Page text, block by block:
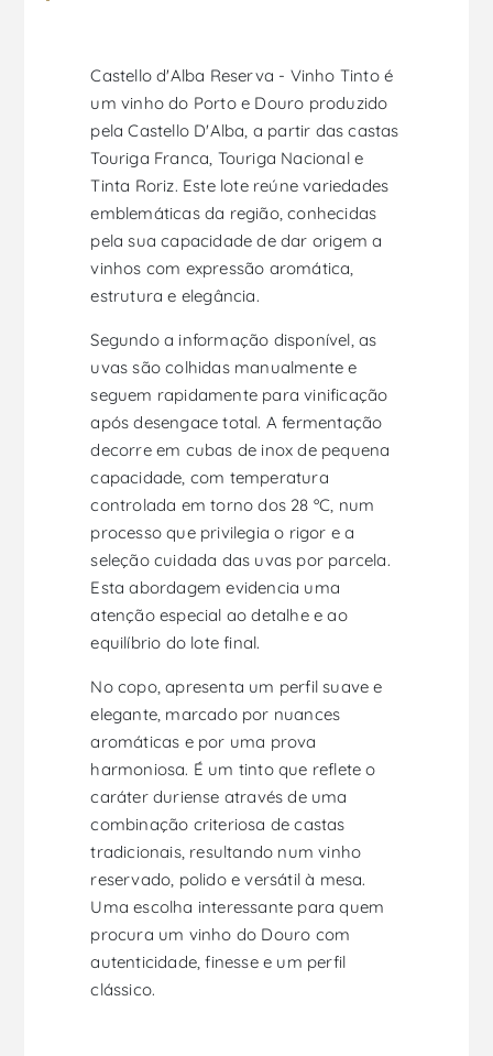
Castello d'Alba Reserva - Vinho Tinto é
um vinho do Porto e Douro produzido
pela Castello D'Alba, a partir das castas
Touriga Franca, Touriga Nacional e
Tinta Roriz. Este lote reúne variedades
emblemáticas da região, conhecidas
pela sua capacidade de dar origem a
vinhos com expressão aromática,
estrutura e elegância.
Segundo a informação disponível, as
uvas são colhidas manualmente e
seguem rapidamente para vinificação
após desengace total. A fermentação
decorre em cubas de inox de pequena
capacidade, com temperatura
controlada em torno dos 28 ºC, num
processo que privilegia o rigor e a
seleção cuidada das uvas por parcela.
Esta abordagem evidencia uma
atenção especial ao detalhe e ao
equilíbrio do lote final.
No copo, apresenta um perfil suave e
elegante, marcado por nuances
aromáticas e por uma prova
harmoniosa. É um tinto que reflete o
caráter duriense através de uma
combinação criteriosa de castas
tradicionais, resultando num vinho
reservado, polido e versátil à mesa.
Uma escolha interessante para quem
procura um vinho do Douro com
autenticidade, finesse e um perfil
clássico.